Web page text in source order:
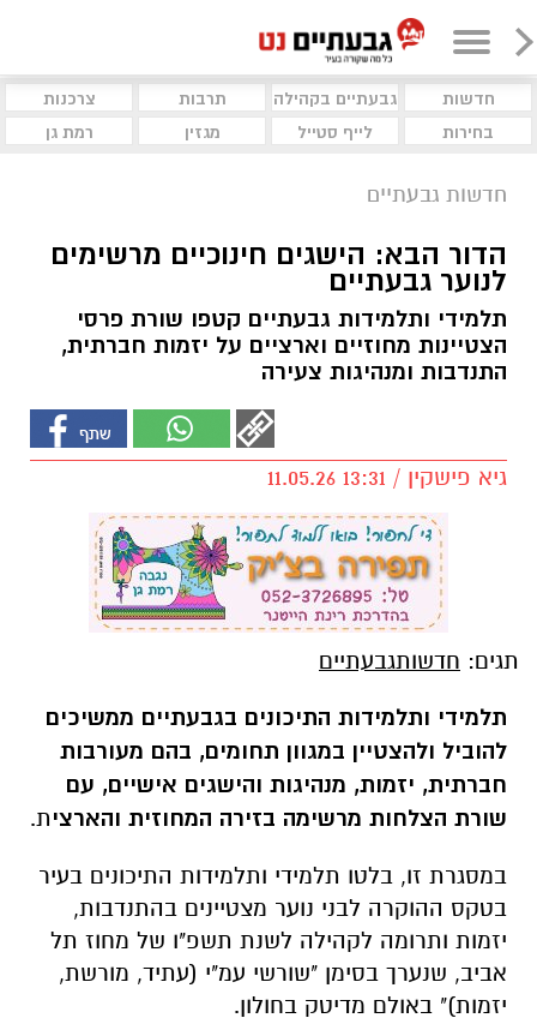
חדשות גבעתיים בקהילה תרבות
צרכנות
בחירות
לייף סטייל מגזין רמת גן
חדשות גבעתיים
הדור הבא: הישגים חינוכיים מרשימים
לנוער גבעתיים
תלמידי ותלמידות גבעתיים קטפו שורת פרסי
הצטיינות מחוזיים וארציים על יזמות חברתית,
התנדבות ומנהיגות צעירה
גיא פישקין / 13:31 11.05.26
תגים: חדשותגבעתיים
תלמידי ותלמידות התיכונים בגבעתיים ממשיכים
להוביל ולהצטיין במגוון תחומים, בהם מעורבות
חברתית, יזמות, מנהיגות והישגים אישיים, עם
שורת הצלחות מרשימה בזירה המחוזית והארצית.
במסגרת זו, בלטו תלמידי ותלמידות התיכונים בעיר
בטקס ההוקרה לבני נוער מצטיינים בהתנדבות,
יזמות ותרומה לקהילה לשנת תשפ"ו של מחוז תל
אביב, שנערך בסימן "שורשי עמ"י (עתיד, מורשת,
יזמות)" באולם מדיטק בחולון.